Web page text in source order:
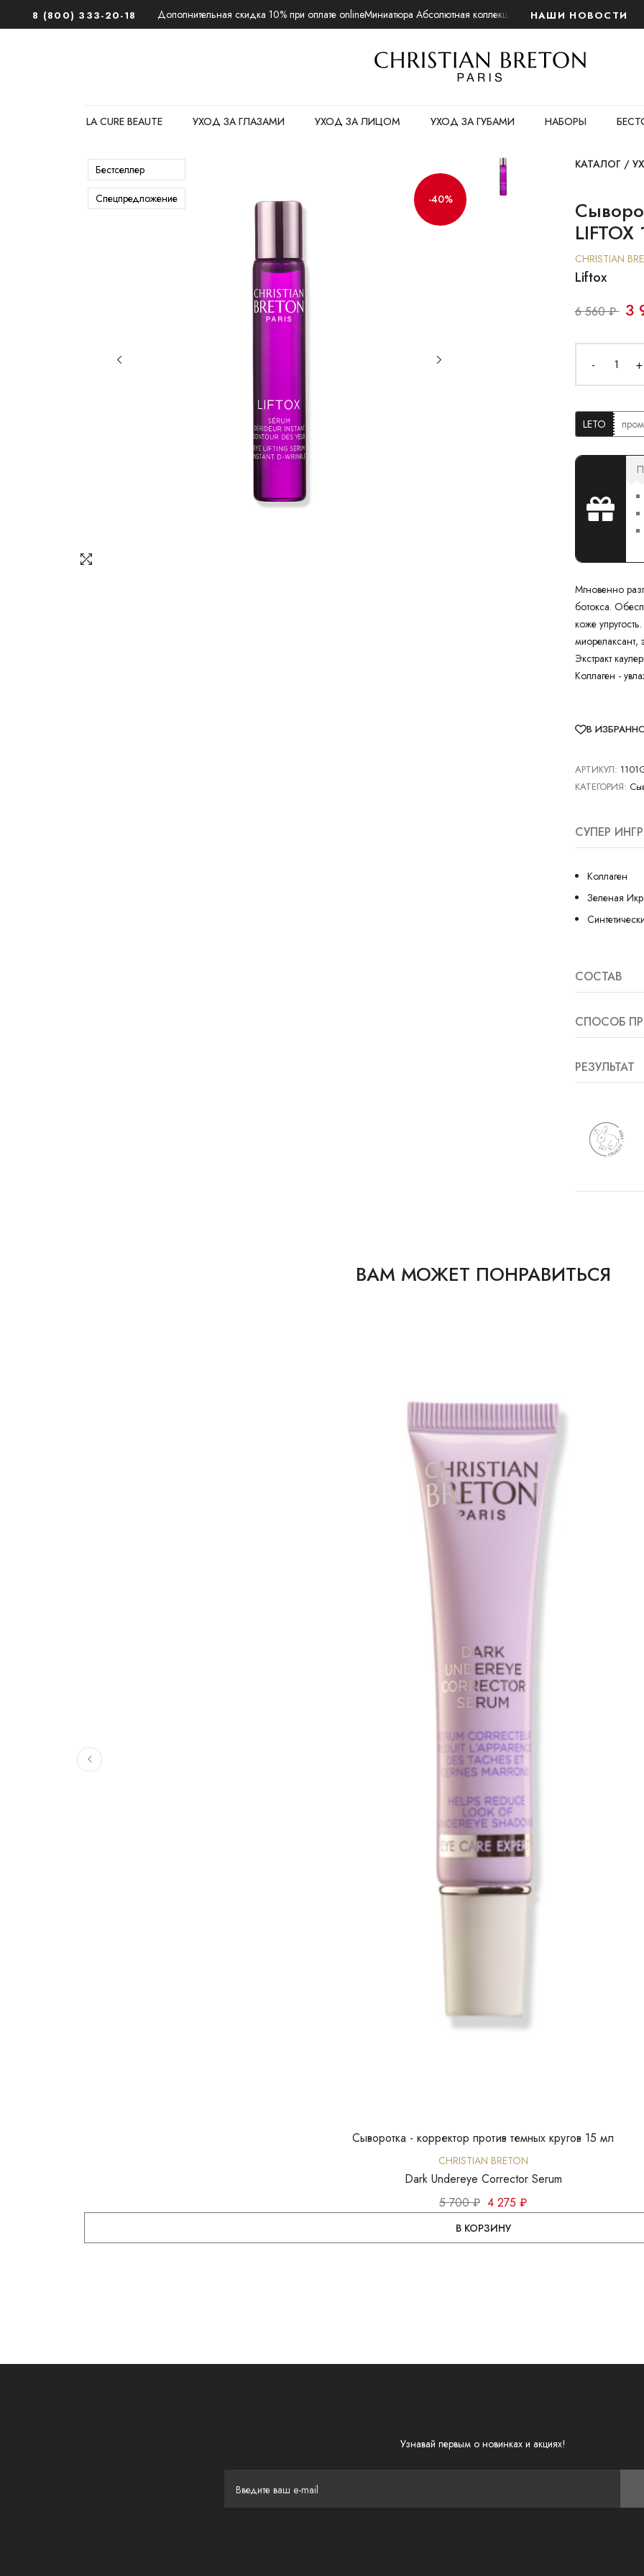
8 (800) 333-20-18 Дополнительная скидка 10% при оплате onlineМиниатюра Абсолютная коллекция. НочнойНАШИ НОВОСТИ
LA CURE BEAUTE УХОД ЗА ГЛАЗАМИ УХОД ЗА ЛИЦОМ УХОД ЗА ГУБАМИ НАБОРЫ
Бестселлер
Спецпредложение
-40%
КАТАЛОГ /
CHRISTIAN
Liftox
6 560 ₽ 3
- +
LETO
Мгновенно
ботокса.
коже
Экстракт
Коллаген -
В
АРТИКУЛ:
КАТЕГОРИЯ:
СУПЕР
Коллаген
Зеленая
СОСТАВ
СПОСОБ
РЕЗУЛЬТАТ
ВАМ МОЖЕТ ПОНРАВИТЬСЯ
Сыворотка - корректор против темных кругов 15 мл
CHRISTIAN BRETON
Dark Undereye Corrector Serum
5 700 ₽ 4 275 ₽
В КОРЗИНУ
Узнавай первым о новинках и акциях!